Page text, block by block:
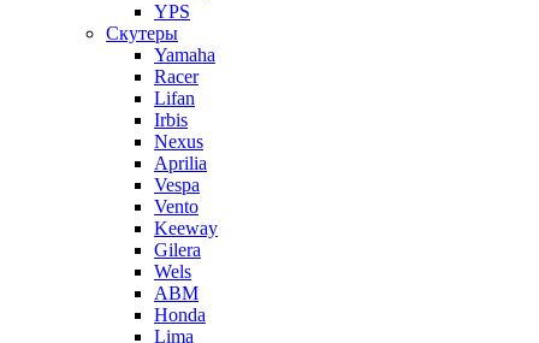
YPS
Скутеры
Yamaha
Racer
Lifan
Irbis
Nexus
Aprilia
Vespa
Vento
Keeway
Gilera
Wels
ABM
Honda
Lima